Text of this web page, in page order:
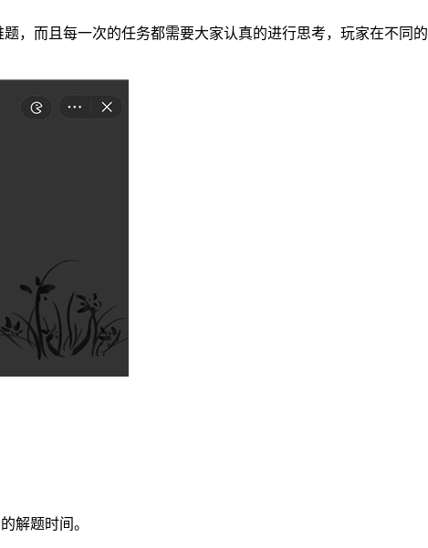
题，而且每一次的任务都需要大家认真的进行思考，玩家在不同的
解题时间。